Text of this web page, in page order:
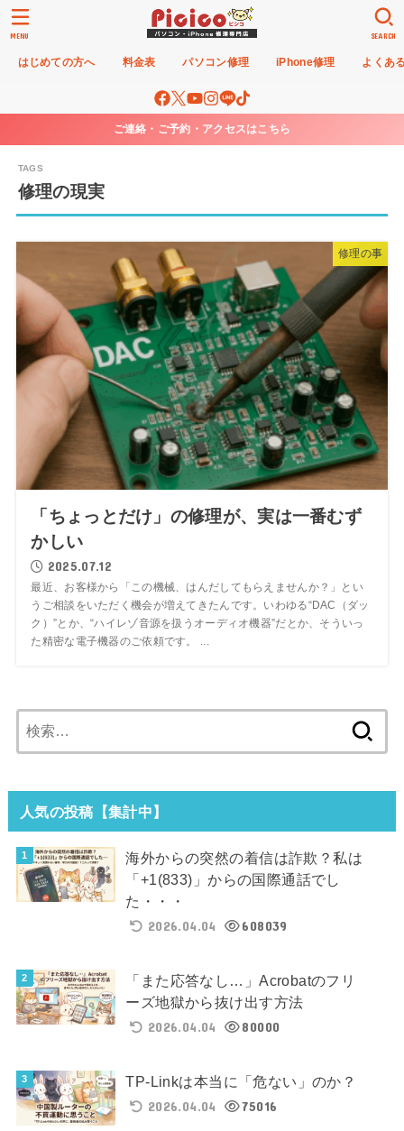
はじめての方へ 料金表 パソコン修理 iPhone修理 よくあ
SEARCH
MENU
ご連絡・ご予約・アクセスはこちら
修理の現実
修理の事
「ちょっとだけ」の修理が、実は一番むず
かしい
2025.07.12
最近、お客様から「この機械、はんだしてもらえませんか？」とい
うご相談をいただく機会が増えてきたんです。いわゆる“DAC（ダッ
ク）”とか、“ハイレゾ音源を扱うオーディオ機器”だとか、そういっ
た精密な電子機器のご依頼です。 ...
索:
人気の投稿【集計中】
海外からの突然の着信は詐欺？私は
「+1(833)」からの国際通話でし
た・・・
2026.04.04
608039
「また応答なし…」Acrobatのフリ
ーズ地獄から抜け出す方法
2026.04.04
80000
TP-Linkは本当に「危ない」のか？
2026.04.04
75016